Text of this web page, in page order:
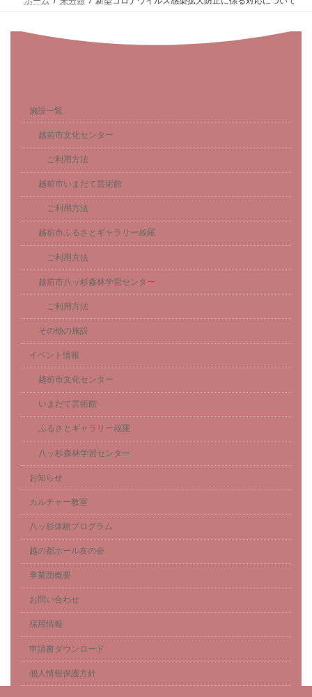
施設一覧
越前市文化センター
ご利用方法
越前市いまだて芸術館
ご利用方法
越前市ふるさとギャラリー叔羅
ご利用方法
越前市八ッ杉森林学習センター
ご利用方法
その他の施設
イベント情報
越前市文化センター
いまだて芸術館
ふるさとギャラリー叔羅
八ッ杉森林学習センター
お知らせ
カルチャー教室
八ッ杉体験プログラム
越の都ホール友の会
事業団概要
お問い合わせ
採用情報
申請書ダウンロード
個人情報保護方針